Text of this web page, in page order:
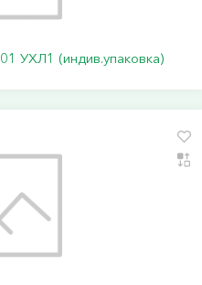
УХЛ1 (индив.упаковка)